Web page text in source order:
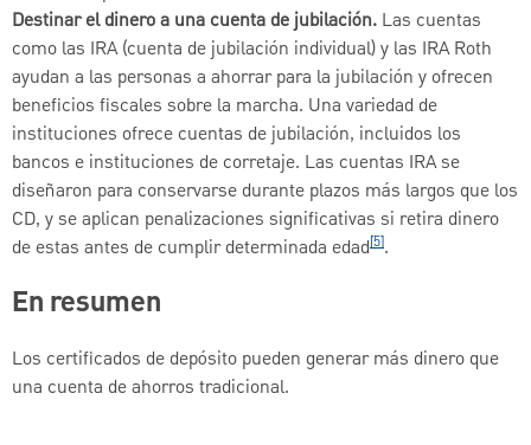
Destinar el dinero a una cuenta de jubilación. Las cuentas
como las IRA (cuenta de jubilación individual) y las IRA Roth
ayudan a las personas a ahorrar para la jubilación y ofrecen
beneficios fiscales sobre la marcha. Una variedad de
instituciones ofrece cuentas de jubilación, incluidos los
bancos e instituciones de corretaje. Las cuentas IRA se
diseñaron para conservarse durante plazos más largos que los
CD, y se aplican penalizaciones significativas si retira dinero
de estas antes de cumplir determinada edad[5].
En resumen
Los certificados de depósito pueden generar más dinero que
una cuenta de ahorros tradicional.